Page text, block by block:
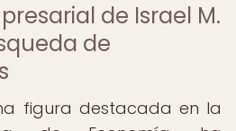
de Israel M.
de
figura destacada en la